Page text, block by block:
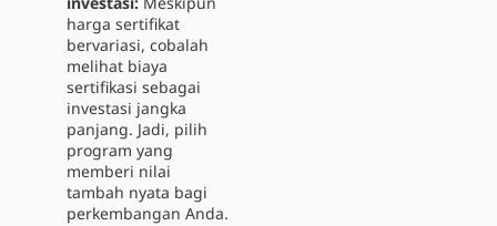
harga sertifikat
bervariasi, cobalah
melihat biaya
sertifikasi sebagai
investasi jangka
panjang. Jadi, pilih
program yang
memberi nilai
tambah nyata bagi
perkembangan Anda.